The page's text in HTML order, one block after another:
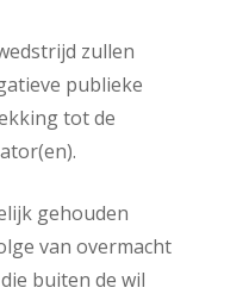
zullen
publieke
tot de
gehouden
van overmacht
buiten de wil